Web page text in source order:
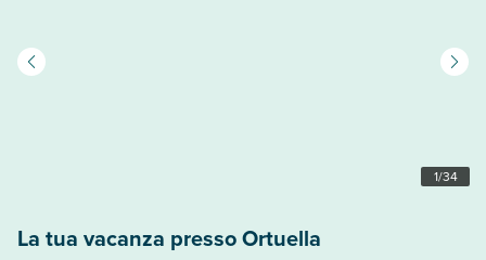
1/34
La tua vacanza presso Ortuella